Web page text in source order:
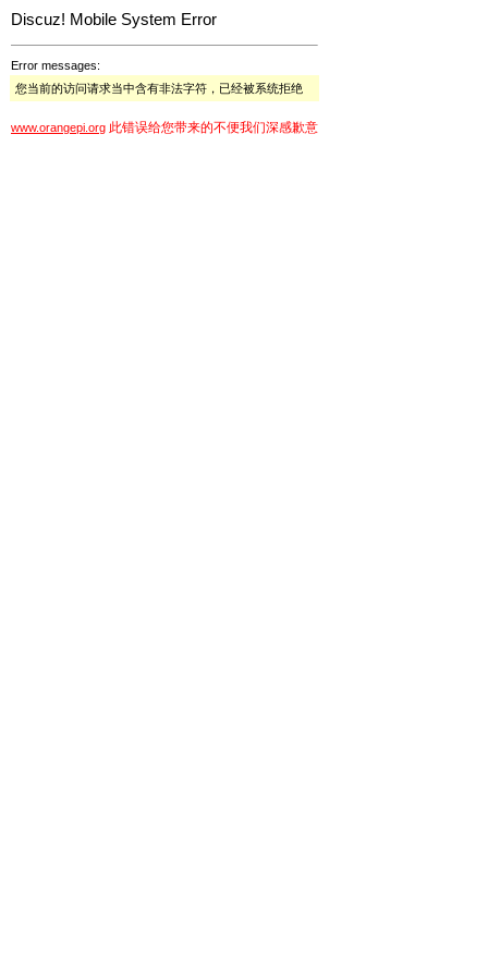
Discuz! Mobile System Error
Error messages:
您当前的访问请求当中含有非法字符，已经被系统拒绝
www.orangepi.org 此错误给您带来的不便我们深感歉意